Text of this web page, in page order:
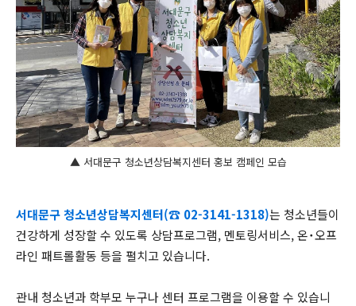
▲ 서대문구 청소년상담복지센터 홍보 캠페인 모습
서대문구 청소년상담복지센터(☎ 02-3141-1318)는 청소년들이
건강하게 성장할 수 있도록 상담프로그램, 멘토링서비스, 온˙오프
라인 패트롤활동 등을 펼치고 있습니다.
관내 청소년과 학부모 누구나 센터 프로그램을 이용할 수 있습니